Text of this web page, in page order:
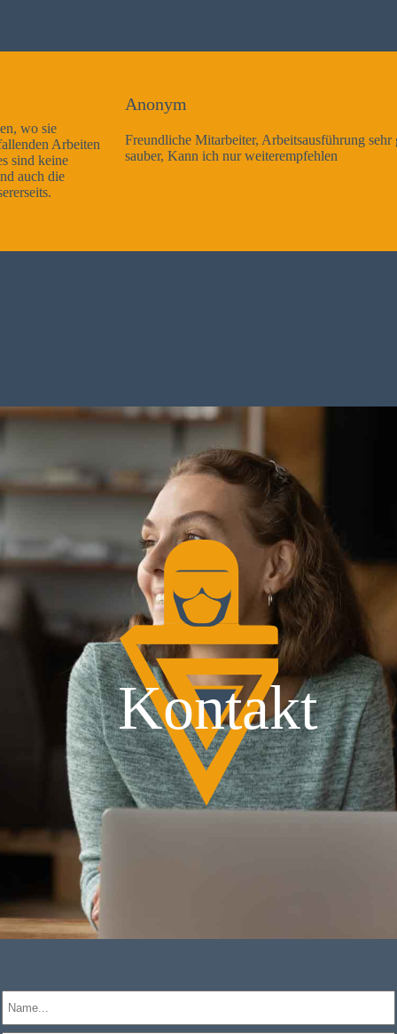
Freundliche Mitarbeiter, Arbeitsausführung sehr gut und sehr
sauber, Kann ich nur weiterempfehlen
Kontakt